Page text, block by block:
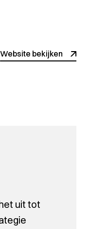
Website bekijken
uit tot